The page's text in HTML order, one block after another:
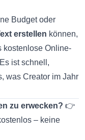
Budget oder
erstellen können,
kostenlose Online-
ist schnell,
was Creator im Jahr
zu erwecken? 👉
– keine